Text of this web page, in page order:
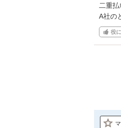
二重
A社の
役